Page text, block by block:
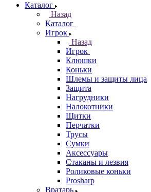
Каталог
Назад
Каталог
Игрок
Назад
Игрок
Клюшки
Коньки
Шлемы и защиты лица
Защита
Нагрудники
Налокотники
Щитки
Перчатки
Трусы
Сумки
Аксессуары
Стаканы и лезвия
Роликовые коньки
Prosharp
Вратарь